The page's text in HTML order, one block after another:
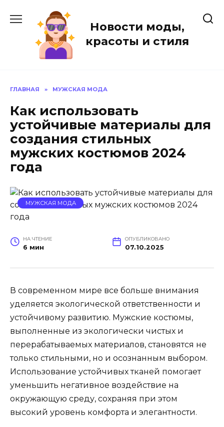
содержанию
Новости моды,
красоты и стиля
ГЛАВНАЯ » МУЖСКАЯ МОДА
Как использовать
устойчивые материалы для
создания стильных
мужских костюмов 2024
года
МУЖСКАЯ МОДА
НА ЧТЕНИЕ
6 мин
ОПУБЛИКОВАНО
07.10.2025
В современном мире все больше внимания
уделяется экологической ответственности и
устойчивому развитию. Мужские костюмы,
выполненные из экологически чистых и
перерабатываемых материалов, становятся не
только стильными, но и осознанным выбором.
Использование устойчивых тканей помогает
уменьшить негативное воздействие на
окружающую среду, сохраняя при этом
высокий уровень комфорта и элегантности.